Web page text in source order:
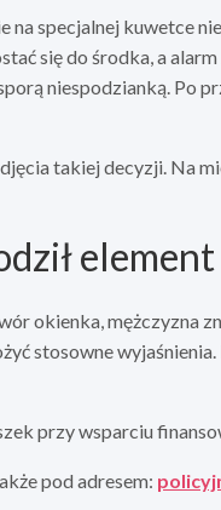
na specjalnej kuwetce
się do środka, a
niespodzianką. Po
takiej decyzji. Na
element
okienka, mężczyzna
stosowne
przy wsparciu
pod adresem: